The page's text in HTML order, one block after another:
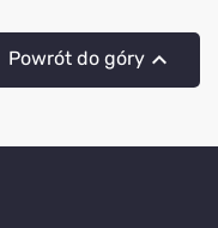
Powrót do góry